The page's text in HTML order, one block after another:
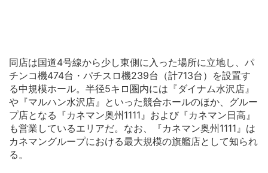
同店は国道4号線から少し東側に入った場所に立地し、パ
チンコ機474台・パチスロ機239台（計713台）を設置す
る中規模ホール。半径5キロ圏内には『ダイナム水沢店』
や『マルハン水沢店』といった競合ホールのほか、グルー
プ店となる『カネマン奥州1111』および『カネマン日高』
も営業しているエリアだ。なお、『カネマン奥州1111』は
カネマングループにおける最大規模の旗艦店として知られ
る。